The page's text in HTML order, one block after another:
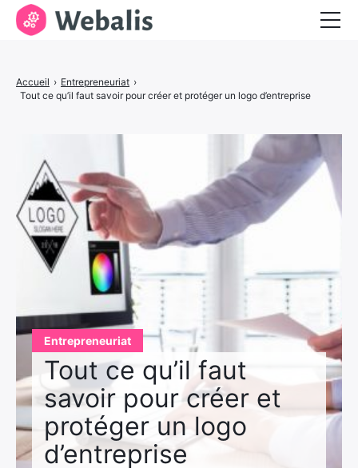
Entrepreneuriat
Tout ce qu’il faut
savoir pour créer et
protéger un logo
d’entreprise
Accueil › Entrepreneuriat ›
Tout ce qu’il faut savoir pour créer et protéger un logo d’entreprise
Services aux entreprises